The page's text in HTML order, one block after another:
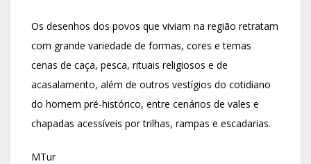
Os desenhos dos povos que viviam na região retratam
com grande variedade de formas, cores e temas
cenas de caça, pesca, rituais religiosos e de
acasalamento, além de outros vestígios do cotidiano
do homem pré-histórico, entre cenários de vales e
chapadas acessíveis por trilhas, rampas e escadarias.
MTur